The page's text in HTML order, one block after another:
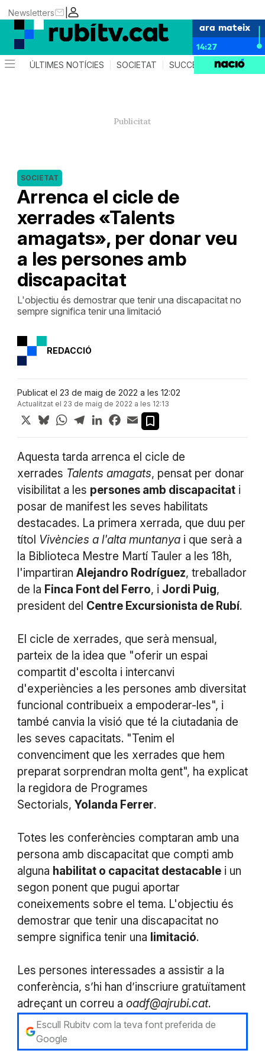
|
Newsletters
ara mateix
14:27
ÚLTIMES NOTÍCIES SOCIETAT SUCCESSOS
Arrenca el cicle de
xerrades «Talents
amagats», per donar veu
a les persones amb
discapacitat
SOCIETAT
L'objectiu és demostrar que tenir una discapacitat no
sempre significa tenir una limitació
REDACCIÓ
Publicat el 23 de maig de 2022 a les 12:02
Actualitzat el 23 de maig de 2022 a les 12:13
X BlueskyWhatsApp
TelegramLinkedInFacebook
Email
Aquesta tarda arrenca el cicle de
xerrades Talents amagats, pensat per donar
visibilitat a les persones amb discapacitati
posar de manifest les seves habilitats
destacades. La primera xerrada, que duu per
títol Vivències a l'alta muntanyai que serà a
la Biblioteca Mestre Martí Tauler a les 18h,
l'impartiran Alejandro Rodríguez, treballador
de la Finca Font del Ferro, i Jordi Puig,
president del Centre Excursionista de Rubí.
El cicle de xerrades, que serà mensual,
parteix de la idea que "oferir un espai
compartit d'escolta i intercanvi
d'experiències a les persones amb diversitat
funcional contribueix a empoderar-les", i
també canvia la visió que té la ciutadania de
les seves capacitats. "Tenim el
convenciment que les xerrades que hem
preparat sorprendran molta gent", ha explicat
la regidora de Programes
Sectorials, Yolanda Ferrer.
Totes les conferències comptaran amb una
persona amb discapacitat que compti amb
alguna habilitat o capacitat destacablei un
segon ponent que pugui aportar
coneixements sobre el tema. L'objectiu és
demostrar que tenir una discapacitat no
sempre significa tenir una limitació.
Les persones interessades a assistir a la
conferència, s’hi han d’inscriure gratuïtament
adreçant un correu a oadf@ajrubi.cat.
Escull Rubitv com la teva font preferida de
Google